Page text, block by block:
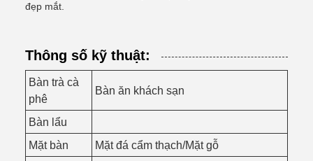
đẹp mắt.
Thông số kỹ thuật:
Bàn trà cà
phê
Bàn ăn khách sạn
Bàn lẩu
Mặt bàn
Mặt đá cẩm thạch/Mặt gỗ